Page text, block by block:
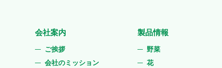
会社案内
ご挨拶
会社のミッション
製品情報
野菜
花